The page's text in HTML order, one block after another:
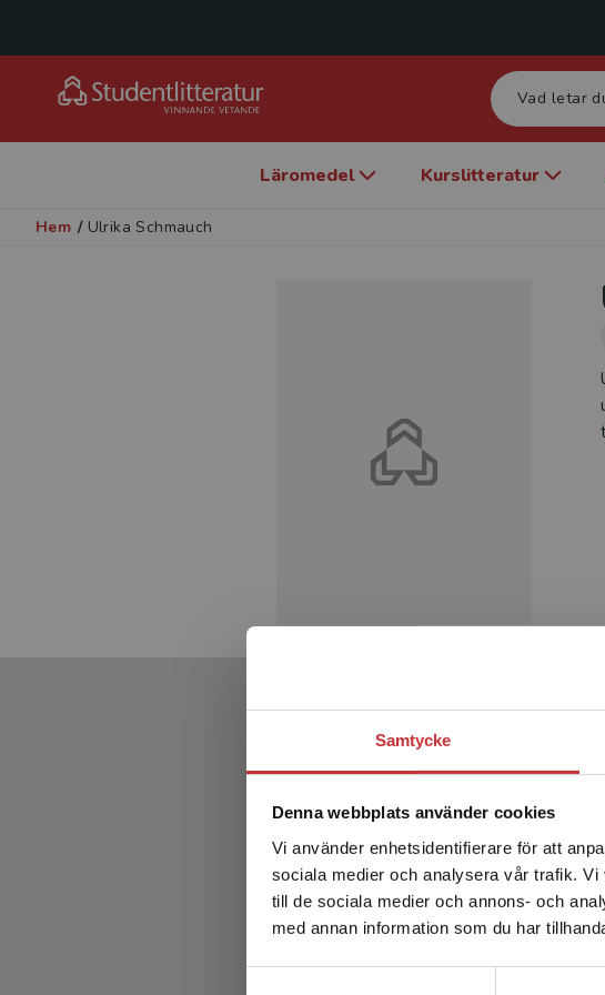
Samtycke
Denna webbplats använder cookies
Vi använder enhetsidentifierare för att
sociala medier och analysera vår trafik.
till de sociala medier och annons- och
med annan information som du har
Det
enhet
Sverige.
Läromedel Kurslitteratur
Hem / Ulrika Schmauch